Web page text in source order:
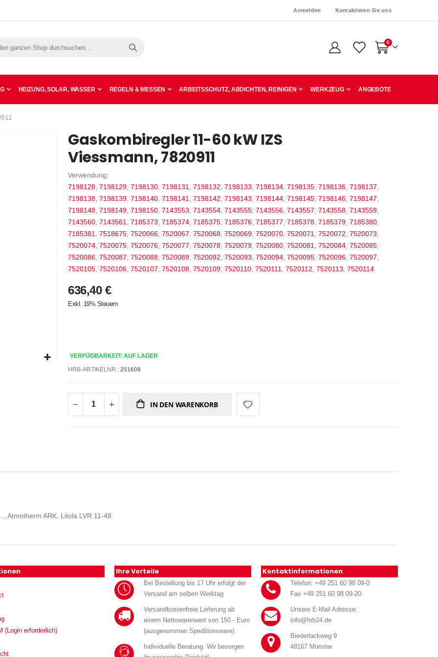
Anmelden Kontaktieren Sie uns
Warenkorb
0Artikel
HEIZUNG, SOLAR, WASSER REGELN & MESSEN ARBEITSSCHUTZ, ABDICHTEN, REINIGEN WERKZEUG ANGEBOTE
Gaskombiregler 11-60 kW IZS
Viessmann, 7820911
Verwendung:
7198128,7198129,7198130,7198131,7198132,7198133,7198134,7198135,7198136,7198137,
7198138,7198139,7198140,7198141,7198142,7198143,7198144,7198145,7198146,7198147,
7198148,7198149,7198150,7143553,7143554,7143555,7143556,7143557,7143558,7143559,
7143560,7143561,7185373,7185374,7185375,7185376,7185377,7185378,7185379,7185380,
7185381,7518675,7520066,7520067,7520068,7520069,7520070,7520071,7520072,7520073,
7520074,7520075,7520076,7520077,7520078,7520079,7520080,7520081,7520084,7520085,
7520086,7520087,7520088,7520089,7520092,7520093,7520094,7520095,7520096,7520097,
7520105,7520106,7520107,7520108,7520109,7520110,7520111,7520112,7520113,7520114
636,40 €
Exkl. 19% Steuern
VERFÜGBARKEIT: AUF LAGER
HRB-ARTIKELNR.:251608
IN DEN WARENKORB
Atmotherm ARK, Litola LVR 11-48
(Login erforderlich)
Ihre Vorteile
Bei Bestellung bis 17 Uhr erfolgt der
Versand am selben Werktag
Versandkostenfreie Lieferung ab
einem Nettowarenwert von 150.- Euro
(ausgenommen Speditionsware).
Individuelle Beratung. Wir besorgen
Kontaktinformationen
Telefon: +49 251 60 98 09-0
Fax +49 251 60 98 09-20
Unsere E-Mail Adresse:
info@hrb24.de
Biederlackweg 9
48167 Münster